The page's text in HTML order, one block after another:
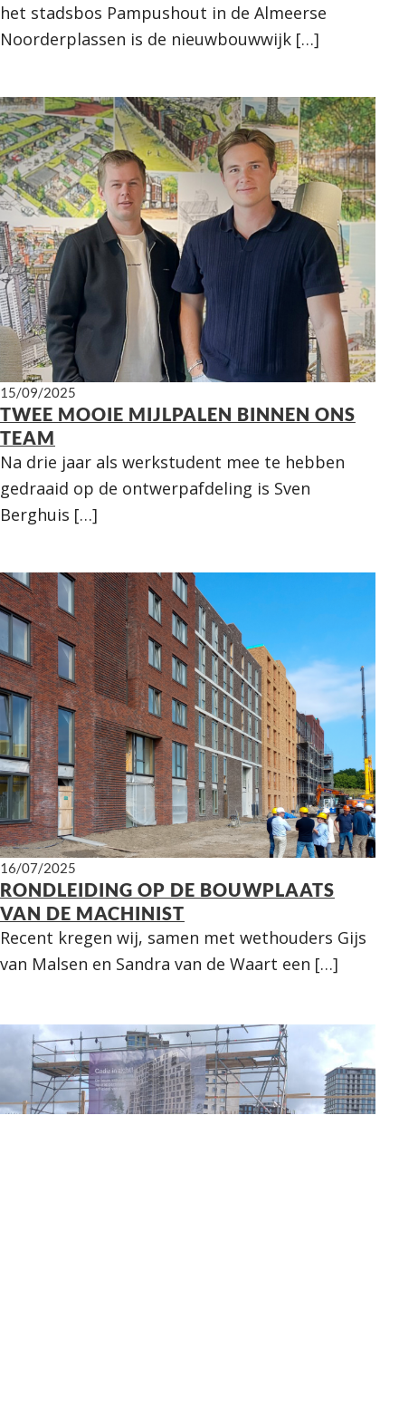
het stadsbos Pampushout in de Almeerse
Noorderplassen is de nieuwbouwwijk […]
15/09/2025
TWEE MOOIE MIJLPALEN BINNEN ONS
TEAM
Na drie jaar als werkstudent mee te hebben
gedraaid op de ontwerpafdeling is Sven
Berghuis […]
16/07/2025
RONDLEIDING OP DE BOUWPLAATS
VAN DE MACHINIST
Recent kregen wij, samen met wethouders Gijs
van Malsen en Sandra van de Waart een […]